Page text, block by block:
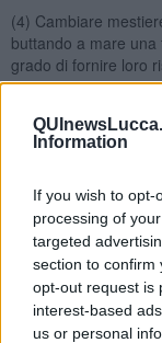
Information
If you wish to
processing of
targeted
section to confirm
opt-out request is
interest-based
us or personal
(4) Cambiare
buttando a mare
grado di fornire loro
E poi, forse, c'è
potrebbero tentare
Offrendo
private e spiccioli
segmenti di
abilità combinatorie.
fiuto per il
maggior parte dei
non ha.